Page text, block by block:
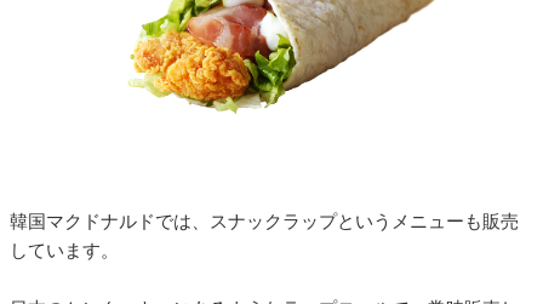
韓国マクドナルドでは、スナックラップというメニューも販売
しています。